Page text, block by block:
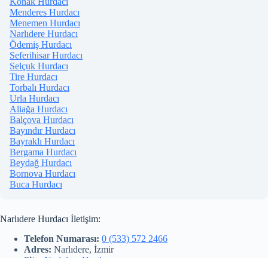
Menderes Hurdacı
Menemen Hurdacı
Narlıdere Hurdacı
Ödemiş Hurdacı
Seferihisar Hurdacı
Selçuk Hurdacı
Tire Hurdacı
Torbalı Hurdacı
Urla Hurdacı
Aliağa Hurdacı
Balçova Hurdacı
Bayındır Hurdacı
Bayraklı Hurdacı
Bergama Hurdacı
Beydağ Hurdacı
Bornova Hurdacı
Buca Hurdacı
Narlıdere Hurdacı İletişim:
Telefon Numarası: 0 (533) 572 2466
Adres: Narlıdere, İzmir